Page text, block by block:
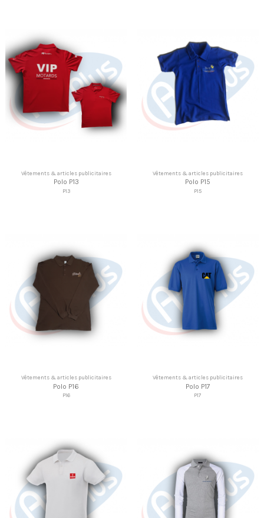
Vêtements & articles publicitaires
Polo P13
P13
Vêtements & articles publicitaires
Polo P15
P15
Vêtements & articles publicitaires
Polo P16
P16
Vêtements & articles publicitaires
Polo P17
P17